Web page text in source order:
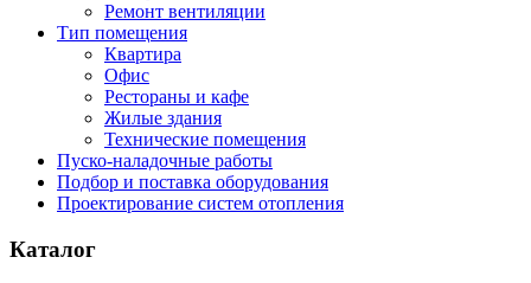
Ремонт вентиляции
Тип помещения
Квартира
Офис
Рестораны и кафе
Жилые здания
Технические помещения
Пуско-наладочные работы
Подбор и поставка оборудования
Проектирование систем отопления
Каталог